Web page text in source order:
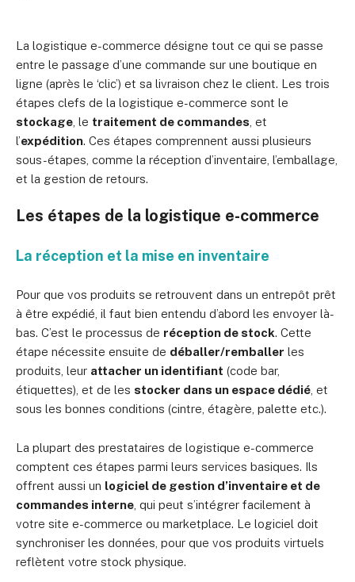
La logistique e-commerce désigne tout ce qui se passe
entre le passage d’une commande sur une boutique en
ligne (après le ‘clic’) et sa livraison chez le client. Les trois
étapes clefs de la logistique e-commerce sont le
stockage , le traitement de commandes , et
l’expédition. Ces étapes comprennent aussi plusieurs
sous-étapes, comme la réception d’inventaire, l’emballage,
et la gestion de retours.
Les étapes de la logistique e-commerce
La réception et la mise en inventaire
Pour que vos produits se retrouvent dans un entrepôt prêt
à être expédié, il faut bien entendu d’abord les envoyer là-
bas. C’est le processus de réception de stock. Cette
étape nécessite ensuite de déballer/remballer les
produits, leur attacher un identifiant (code bar,
étiquettes), et de les stocker dans un espace dédié , et
sous les bonnes conditions (cintre, étagère, palette etc.).
La plupart des prestataires de logistique e-commerce
comptent ces étapes parmi leurs services basiques. Ils
offrent aussi un logiciel de gestion d’inventaire et de
commandes interne , qui peut s’intégrer facilement à
votre site e-commerce ou marketplace. Le logiciel doit
synchroniser les données, pour que vos produits virtuels
reflètent votre stock physique.